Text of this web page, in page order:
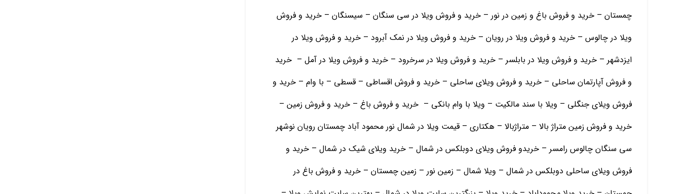
چمستان – خرید و فروش باغ و زمین در نور – خرید و فروش ویلا در سی سنگان – سیسنگان – خرید و فروش
ویلا در چالوس – خرید و فروش ویلا در رویان – خرید و فروش ویلا در نمک آبرود – خرید و فروش ویلا در
ایزدشهر – خرید و فروش ویلا در بابلسر – خرید و فروش ویلا در سرخرود – خرید و فروش ویلا در آمل – خرید
و فروش آپارتمان ساحلی – خرید و فروش ویلای ساحلی – خرید و فروش اقساطی – قسطی – با وام – خرید و
فروش ویلای جنگلی – ویلا با سند مالکیت – ویلا با وام بانکی – خرید و فروش باغ – خرید و فروش زمین –
خرید و فروش زمین متراژ بالا – متراژبالا – هکتاری – قیمت ویلا در شمال نور محمود آباد چمستان رویان نوشهر
سی سنگان چالوس رامسر – خریدو فروش ویلای دوبلکس در شمال – خرید ویلای شیک در شمال – خرید و
فروش ویلای ساحلی دوبلکس در شمال – ویلا شمال – زمین نور – زمین چمستان – خرید و فروش باغ در